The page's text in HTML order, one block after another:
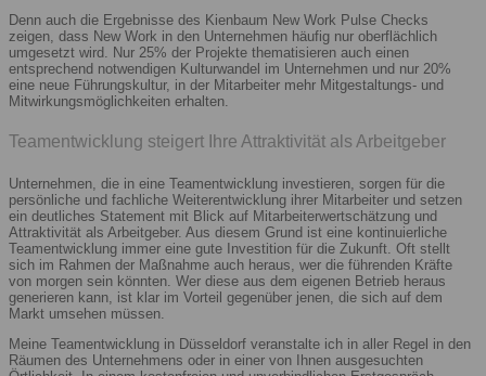
Denn auch die Ergebnisse des Kienbaum New Work Pulse Checks
zeigen, dass New Work in den Unternehmen häufig nur oberflächlich
umgesetzt wird. Nur 25% der Projekte thematisieren auch einen
entsprechend notwendigen Kulturwandel im Unternehmen und nur 20%
eine neue Führungskultur, in der Mitarbeiter mehr Mitgestaltungs- und
Mitwirkungsmöglichkeiten erhalten.
Teamentwicklung steigert Ihre Attraktivität als Arbeitgeber
Unternehmen, die in eine Teamentwicklung investieren, sorgen für die
persönliche und fachliche Weiterentwicklung ihrer Mitarbeiter und setzen
ein deutliches Statement mit Blick auf Mitarbeiterwertschätzung und
Attraktivität als Arbeitgeber. Aus diesem Grund ist eine kontinuierliche
Teamentwicklung immer eine gute Investition für die Zukunft. Oft stellt
sich im Rahmen der Maßnahme auch heraus, wer die führenden Kräfte
von morgen sein könnten. Wer diese aus dem eigenen Betrieb heraus
generieren kann, ist klar im Vorteil gegenüber jenen, die sich auf dem
Markt umsehen müssen.
Meine Teamentwicklung in Düsseldorf veranstalte ich in aller Regel in den
Räumen des Unternehmens oder in einer von Ihnen ausgesuchten